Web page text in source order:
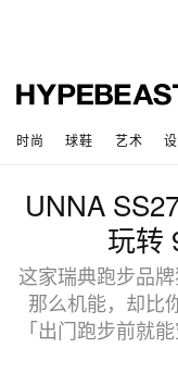
时尚 球鞋 艺术
UNNA
玩转
这家瑞典跑步品
那么机能，却比
「出门跑步前就